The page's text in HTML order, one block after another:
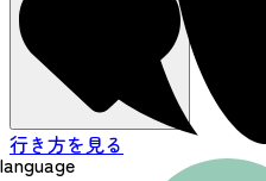
language
行き方を見る